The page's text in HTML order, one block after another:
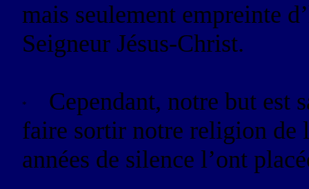
mais seulement empreinte
Seigneur Jésus-Christ.
Cependant, notre but est
faire sortir notre religion de
années de silence l’ont